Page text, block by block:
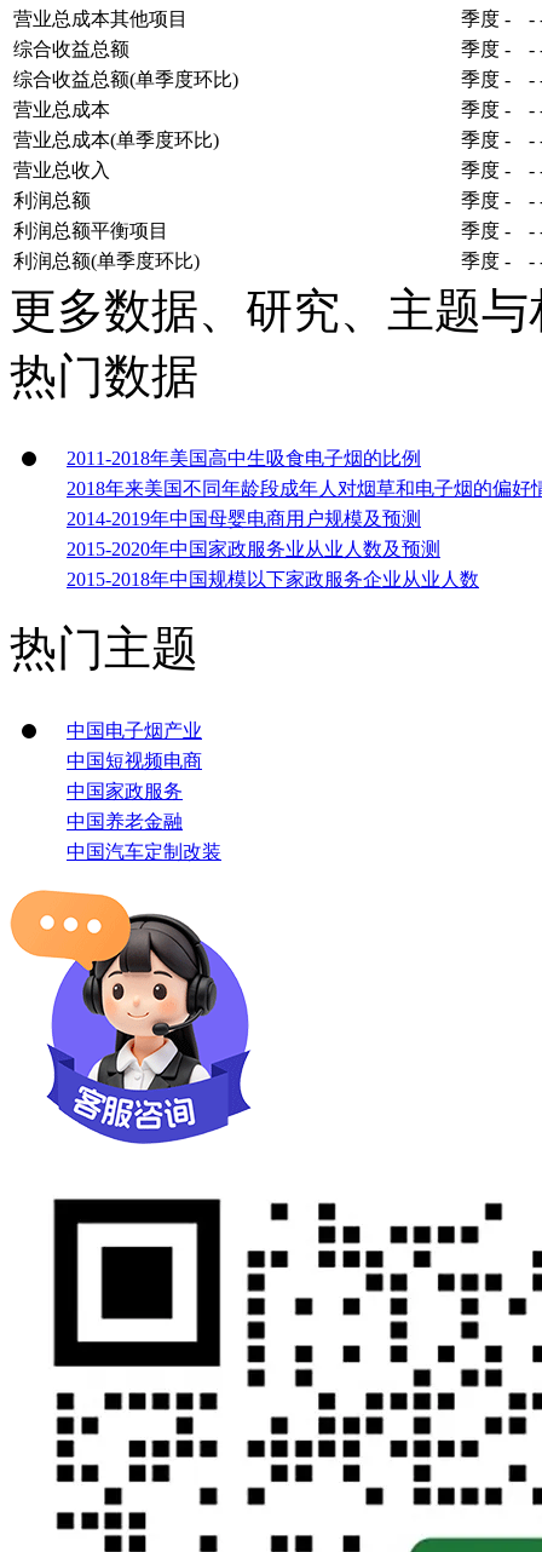
营业总成本其他项目
季度 - -
综合收益总额
季度 - -
综合收益总额(单季度环比)
季度 - -
营业总成本
季度 - -
营业总成本(单季度环比)
季度 - -
营业总收入
季度 - -
利润总额
季度 - -
利润总额平衡项目
季度 - -
利润总额(单季度环比)
季度 - -
更多数据、研究、主题
热门数据
2011-2018年美国高中生吸食电子烟的比例
2018年来美国不同年龄段成年人对烟草和电子烟的偏好
2014-2019年中国母婴电商用户规模及预测
2015-2020年中国家政服务业从业人数及预测
2015-2018年中国规模以下家政服务企业从业人数
热门主题
中国电子烟产业
中国短视频电商
中国家政服务
中国养老金融
中国汽车定制改装